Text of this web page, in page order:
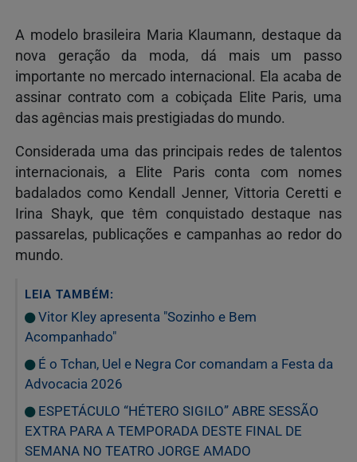
A modelo brasileira Maria Klaumann, destaque da
nova geração da moda, dá mais um passo
importante no mercado internacional. Ela acaba de
assinar contrato com a cobiçada Elite Paris, uma
das agências mais prestigiadas do mundo.
Considerada uma das principais redes de talentos
internacionais, a Elite Paris conta com nomes
badalados como Kendall Jenner, Vittoria Ceretti e
Irina Shayk, que têm conquistado destaque nas
passarelas, publicações e campanhas ao redor do
mundo.
LEIA TAMBÉM:
Vitor Kley apresenta "Sozinho e Bem
Acompanhado"
É o Tchan, Uel e Negra Cor comandam a Festa da
Advocacia 2026
ESPETÁCULO “HÉTERO SIGILO” ABRE SESSÃO
EXTRA PARA A TEMPORADA DESTE FINAL DE
SEMANA NO TEATRO JORGE AMADO